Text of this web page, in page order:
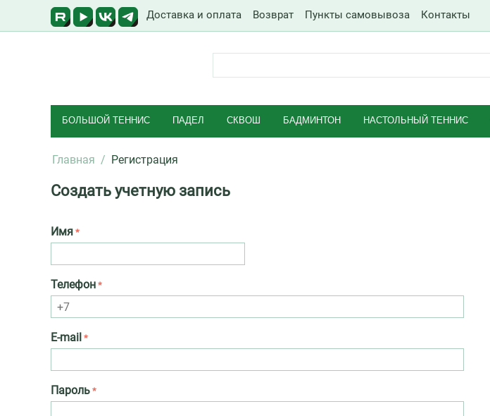
Доставка и оплата Возврат Пункты самовывоза Контакты
БОЛЬШОЙ ТЕННИС ПАДЕЛ СКВОШ БАДМИНТОН НАСТОЛЬНЫЙ ТЕННИС
Главная / Регистрация
Создать учетную запись
Имя
Телефон
E-mail
Пароль